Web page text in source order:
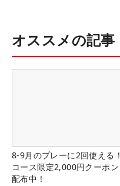
オススメの記事
8-9月のプレーに2回使える！
コース限定2,000円クーポン
配布中！